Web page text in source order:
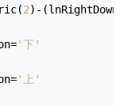
2) - (lnRightDownY
='下'
='上'